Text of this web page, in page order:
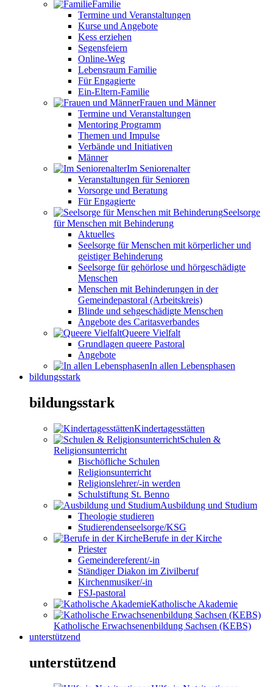
Familie
Termine und Veranstaltungen
Kurse und Angebote
Kess erziehen
Segensfeiern
Online-Weg
Lebensraum Familie
Für Engagierte
Ein-Eltern-Familie
Frauen und Männer
Termine und Veranstaltungen
Mentoring Programm
Themen und Impulse
Verbände und Initiativen
Männer
Im Seniorenalter
Veranstaltungen für Senioren
Vorsorge und Beratung
Für Engagierte
Seelsorge
für Menschen mit Behinderung
Aktuelles
Seelsorge für Menschen mit körperlicher und
geistiger Behinderung
Seelsorge für gehörlose und hörgeschädigte
Menschen
Menschen mit Behinderungen in der
Gemeindepastoral (Arbeitskreis)
Blinde und sehgeschädigte Menschen
Angebote des Caritasverbandes
Queere Vielfalt
Grundlagen queere Pastoral
Angebote
In allen Lebensphasen
bildungsstark
bildungsstark
Kindertagesstätten
Schulen &
Religionsunterricht
Bischöfliche Schulen
Religionsunterricht
Religionslehrer/-in werden
Schulstiftung St. Benno
Ausbildung und Studium
Theologie studieren
Studierendenseelsorge/KSG
Berufe in der Kirche
Priester
Gemeindereferent/-in
Ständiger Diakon im Zivilberuf
Kirchenmusiker/-in
FSJ-pastoral
Katholische Akademie
Katholische Erwachsenenbildung Sachsen (KEBS)
unterstützend
unterstützend